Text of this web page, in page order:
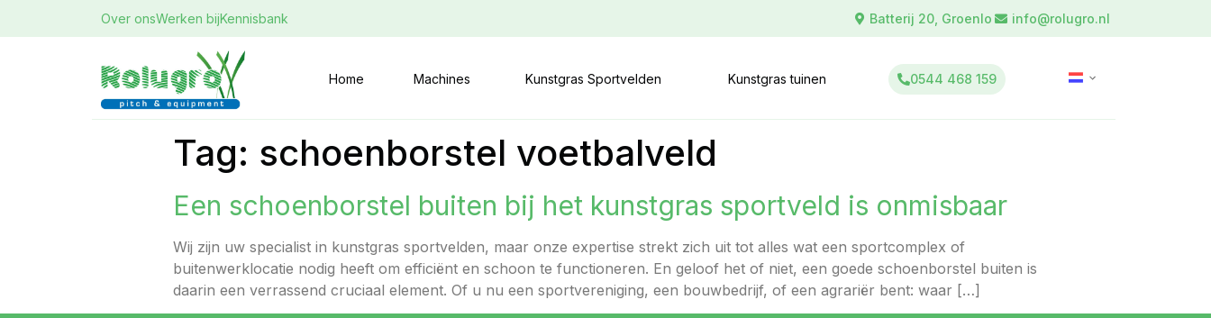
Over onsWerken bijKennisbank Batterij 20, Groenlo info@rolugro.nl
Home Machines Kunstgras Sportvelden Kunstgras tuinen 0544 468 159
Tag: schoenborstel voetbalveld
Een schoenborstel buiten bij het kunstgras sportveld is onmisbaar
Wij zijn uw specialist in kunstgras sportvelden, maar onze expertise strekt zich uit tot alles wat een sportcomplex of
buitenwerklocatie nodig heeft om efficiënt en schoon te functioneren. En geloof het of niet, een goede schoenborstel buiten is
daarin een verrassend cruciaal element. Of u nu een sportvereniging, een bouwbedrijf, of een agrariër bent: waar […]